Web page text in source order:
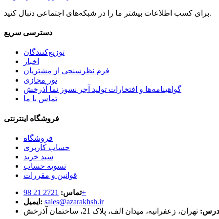
برای کسب اطلاعات بیشتر ما را در شبکه‌های اجتماعی دنبال کنید.
دسترسی سریع
توزیع‌کنندگان
اخبار
فرم نظرسنجی از مشتریان
تور مجازی
گواهینامه‌ها و افتخارات تولید آجر نسوز نما آذرخش
تماس با ما
فروشگاه اینترنتی
فروشگاه
حساب کاربری
سبد خرید
تسویه حساب
قوانین و مقررات
تماس:2721 21 98+
ایمیل: sales@azarakhsh.ir
تهران، زعفرانیه، میدان الف، پلاک 21، ساختمان آذرخش